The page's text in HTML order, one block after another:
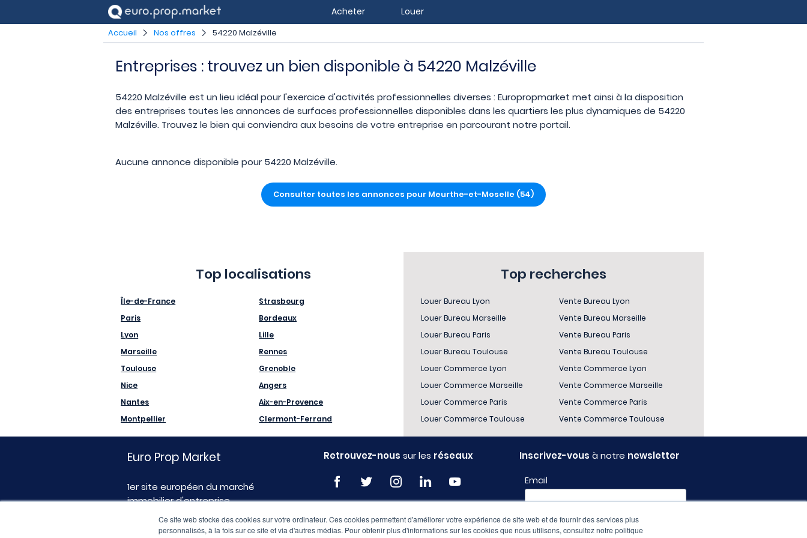
Ce site web stocke des cookies sur votre ordinateur. Ces cookies permettent d'améliorer votre expérience de site web et de fournir des services plus
personnalisés, à la fois sur ce site et via d'autres médias. Pour obtenir plus d'informations sur les cookies que nous utilisons, consultez notre politique
Acheter Louer
Accueil Nos offres 54220 Malzéville
Entreprises : trouvez un bien disponible à 54220 Malzéville
54220 Malzéville est un lieu idéal pour l'exercice d'activités professionnelles diverses : Europropmarket met ainsi à la disposition
des entreprises toutes les annonces de surfaces professionnelles disponibles dans les quartiers les plus dynamiques de 54220
Malzéville. Trouvez le bien qui conviendra aux besoins de votre entreprise en parcourant notre portail.
Aucune annonce disponible pour 54220 Malzéville.
Consulter toutes les annonces pour Meurthe-et-Moselle (54)
Top localisations
Île-de-France
Paris
Lyon
Marseille
Toulouse
Nice
Nantes
Montpellier
Strasbourg
Bordeaux
Lille
Rennes
Grenoble
Angers
Aix-en-Provence
Clermont-Ferrand
Top recherches
Louer Bureau Lyon
Louer Bureau Marseille
Louer Bureau Paris
Louer Bureau Toulouse
Louer Commerce Lyon
Louer Commerce Marseille
Louer Commerce Paris
Louer Commerce Toulouse
Vente Bureau Lyon
Vente Bureau Marseille
Vente Bureau Paris
Vente Bureau Toulouse
Vente Commerce Lyon
Vente Commerce Marseille
Vente Commerce Paris
Vente Commerce Toulouse
Euro Prop Market
1er site européen du marché
immobilier d'entreprise
Retrouvez-nous sur les réseaux Inscrivez-vous à notre newsletter
Email
Profil